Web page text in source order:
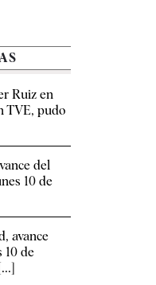
Ruiz en
TVE, pudo
del
10 de
avance
10 de